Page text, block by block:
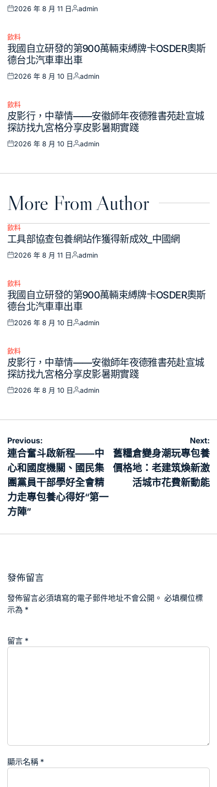
Posted
2026 年 8 月 11 日
Posted
admin
Posted
in
飲料
我國自立研發的第900萬輛束縛牌卡OSDER奧斯
德台北汽車車出車
Posted
2026 年 8 月 10 日
Posted
admin
Posted
in
飲料
皮影行，中華情——安徽師年夜德雅書苑赴宣城
探訪找九宮格分享皮影暑期實踐
Posted
2026 年 8 月 10 日
Posted
admin
More From Author
Posted
in
飲料
工具部協查包養網站作獲得新成效_中國網
Posted
2026 年 8 月 11 日
Posted
admin
Posted
in
飲料
我國自立研發的第900萬輛束縛牌卡OSDER奧斯
德台北汽車車出車
Posted
2026 年 8 月 10 日
Posted
admin
Posted
in
飲料
皮影行，中華情——安徽師年夜德雅書苑赴宣城
探訪找九宮格分享皮影暑期實踐
Posted
2026 年 8 月 10 日
Posted
admin
文
章
導
覽
Previous:
連合奮斗啟新程——中
心和國度機關、國民集
團黨員干部學好全會精
力走專包養心得好“第一
方陣”
Next:
舊糧倉變身潮玩專包養
價格地：老建筑煥新激
活城市花費新動能
發佈留言
發佈留言必須填寫的電子郵件地址不會公開。 必填欄位標
示為 *
留言 *
顯示名稱 *